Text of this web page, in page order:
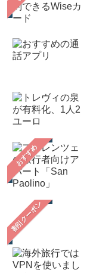
おすすめ